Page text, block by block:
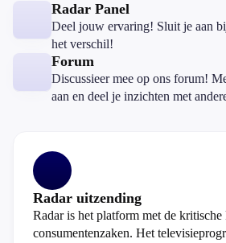
Radar Panel
Deel jouw ervaring! Sluit je aan
het verschil!
Forum
Discussieer mee op ons forum!
aan en deel je inzichten met
Radar uitzending
Radar is het platform met de
consumentenzaken. Het